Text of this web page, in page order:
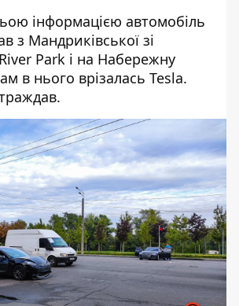
інформацією автомобіль
з Мандриківської зі
Park і на Набережну
в нього врізалась Tesla.